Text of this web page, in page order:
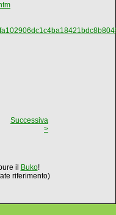
Successiva
>
il Buko!
riferimento)